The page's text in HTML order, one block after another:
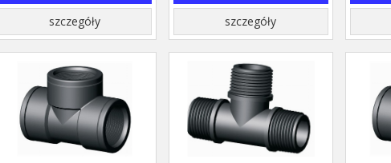
szczegóły szczegóły